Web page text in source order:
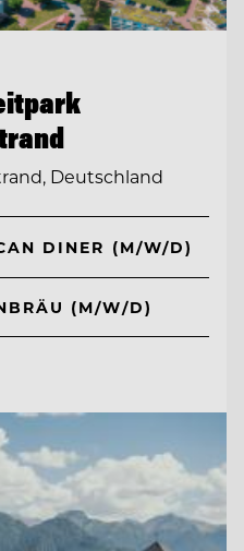
Deutschland
DINER (M/W/D)
(M/W/D)